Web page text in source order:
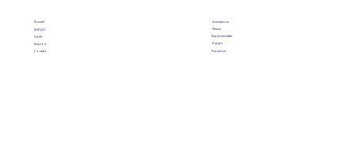
cavalcade et beignets ! 🎭
Accueil
EHPAD
SAVS
Emplois
Contact
Animations
Menus
Équipe
Bartischblattle
Kermesse